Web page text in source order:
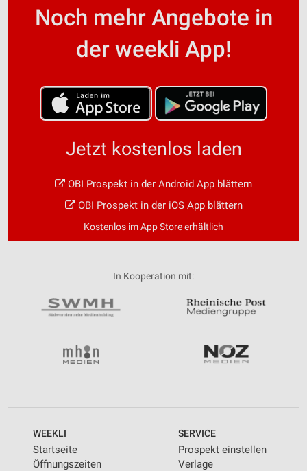
Noch mehr Angebote in
der weekli App!
Jetzt kostenlos laden
OBI Prospekt in der Android App blättern
OBI Prospekt in der iOS App blättern
Kostenlos im App Store erhältlich
In Kooperation mit:
WEEKLI
Startseite
Öffnungszeiten
SERVICE
Prospekt einstellen
Verlage